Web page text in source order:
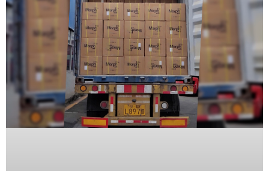
Interfonos
Accesorios IntercomunicadoresVideoporteros
AnalógicosVideoporteros